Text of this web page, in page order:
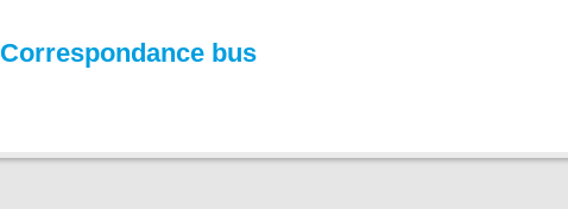
Correspondance bus